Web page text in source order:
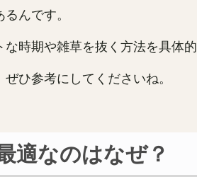
んです。
時期や雑草を抜く方法を具体的
ひ参考にしてくださいね。
適なのはなぜ？